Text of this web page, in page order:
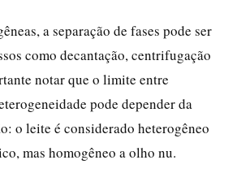
a separação de fases pode ser
como decantação, centrifugação
notar que o limite entre
pode depender da
o leite é considerado heterogêneo
mas homogêneo a olho nu.